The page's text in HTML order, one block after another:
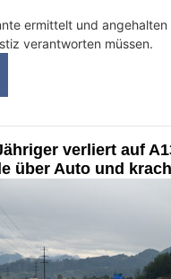
ermittelt und angehalten
verantworten müssen.
verliert auf
über Auto und